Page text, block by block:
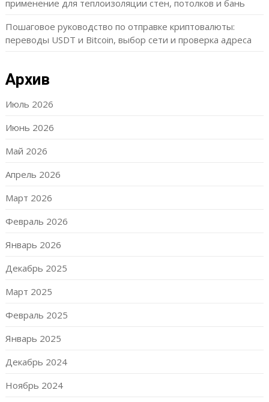
применение для теплоизоляции стен, потолков и бань
Пошаговое руководство по отправке криптовалюты:
переводы USDT и Bitcoin, выбор сети и проверка адреса
Архив
Июль 2026
Июнь 2026
Май 2026
Апрель 2026
Март 2026
Февраль 2026
Январь 2026
Декабрь 2025
Март 2025
Февраль 2025
Январь 2025
Декабрь 2024
Ноябрь 2024